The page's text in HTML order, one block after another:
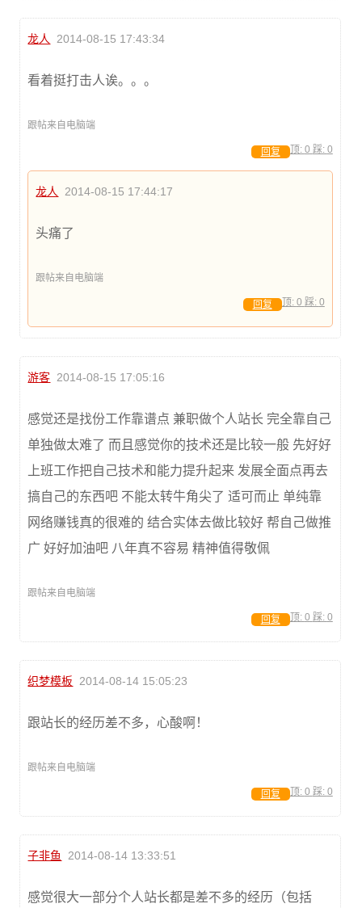
龙人 2014-08-15 17:43:34
看着挺打击人诶。。。
跟帖来自电脑端
顶: 0 踩: 0
回复
龙人 2014-08-15 17:44:17
头痛了
跟帖来自电脑端
顶: 0 踩: 0
回复
游客 2014-08-15 17:05:16
感觉还是找份工作靠谱点 兼职做个人站长 完全靠自己
单独做太难了 而且感觉你的技术还是比较一般 先好好
上班工作把自己技术和能力提升起来 发展全面点再去
搞自己的东西吧 不能太转牛角尖了 适可而止 单纯靠
网络赚钱真的很难的 结合实体去做比较好 帮自己做推
广 好好加油吧 八年真不容易 精神值得敬佩
跟帖来自电脑端
顶: 0 踩: 0
回复
织梦模板 2014-08-14 15:05:23
跟站长的经历差不多，心酸啊！
跟帖来自电脑端
顶: 0 踩: 0
回复
子非鱼 2014-08-14 13:33:51
感觉很大一部分个人站长都是差不多的经历（包括